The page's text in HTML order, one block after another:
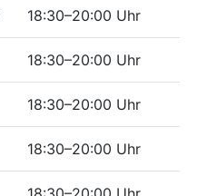
18:30–20:00 Uhr
18:30–20:00 Uhr
18:30–20:00 Uhr
18:30–20:00 Uhr